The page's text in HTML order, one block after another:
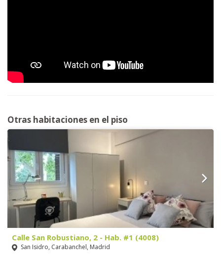
Otras habitaciones en el piso
Calle San Robustiano, 2 - Hab. #1 (4008)
San Isidro, Carabanchel, Madrid